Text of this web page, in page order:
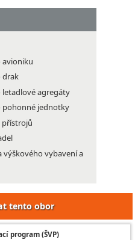
avioniku
drak
letadlové agregáty
pohonné jednotky
přístrojů
výškového vybavení a
tento obor
program (ŠVP)